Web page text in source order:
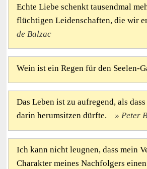
Echte Liebe schenkt tausendmal
flüchtigen Leidenschaften, die wir
de Balzac
Wein ist ein Regen für den Seelen-
Das Leben ist zu aufregend, als
darin herumsitzen dürfte.
Peter
Ich kann nicht leugnen, dass mein
Charakter meines Nachfolgers